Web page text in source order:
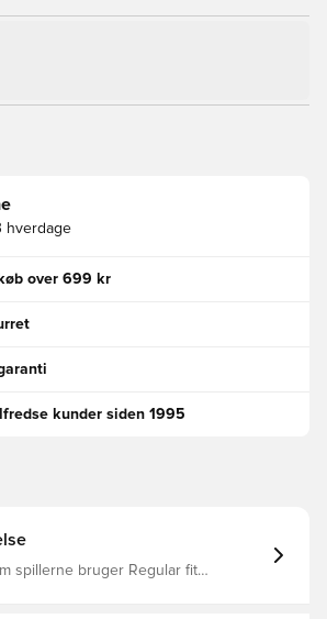
hverdage
over 699 kr
kunder siden 1995
spillerne bruger Regular fit